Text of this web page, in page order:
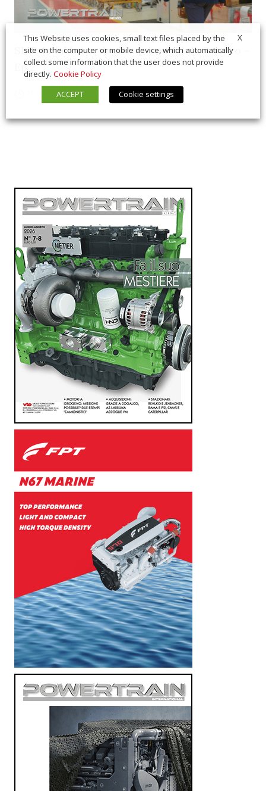
SIAP, la fabbrica degli ingranaggi di Carraro –
Ep.2
21 Luglio 2026 In Vetrina,Interviste
X
This Website uses cookies, small text files placed by the
site on the computer or mobile device, which automatically
collect some information that the user does not provide
directly. Cookie Policy
ACCEPT
Cookie settings